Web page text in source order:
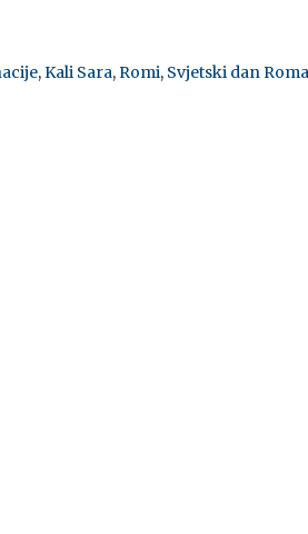
,Kali Sara,Romi, Svjetski dan Roma